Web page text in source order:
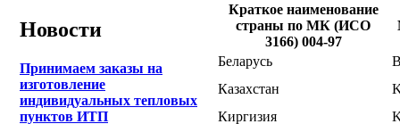
Новости
Принимаем заказы на
изготовление
индивидуальных тепловых
пунктов ИТП
Краткое наименование
страны по МК (ИСО
3166) 004-97
Беларусь
Казахстан
Киргизия